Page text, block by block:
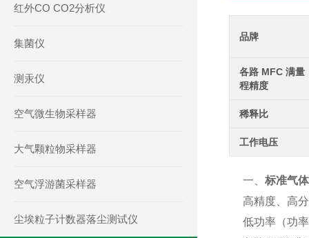
品牌
各路 MFC 满量
程精度
稀释比
工作电压
一、 标准气
高精度、高
低功率（功
红外CO CO2分析仪
集菌仪
测汞仪
空气微生物采样器
大气颗粒物采样器
空气浮游菌采样器
尘埃粒子计数器落尘测试仪